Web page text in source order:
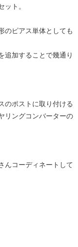
ット。
のピアス単体としても
追加することで幾通り
のポストに取り付ける
リングコンバーターの
んコーディネートして